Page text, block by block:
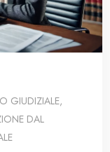
GIUDIZIALE,
DAL